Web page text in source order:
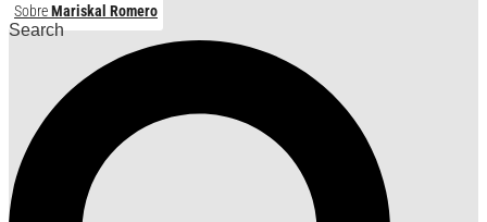
SobreMariskal Romero
Search